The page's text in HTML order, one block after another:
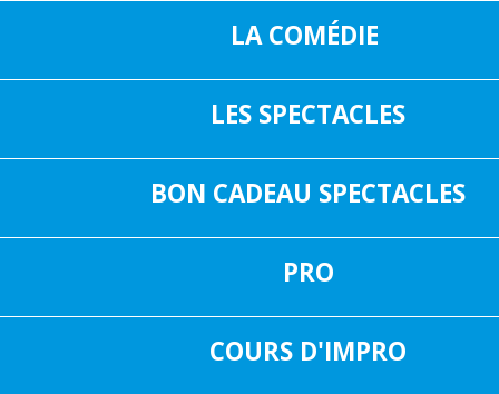
16, RUE
05 37 04 01 02
LA COMÉDIE
LES SPECTACLES
BON CADEAU SPECTACLES
PRO
COURS D'IMPRO
SPECTACLE DU 17 JUILLET 2025
Aucun spectacle